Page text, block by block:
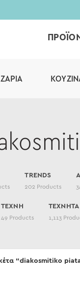
TRENDS
202 Products
ΤΕΧΝΗ
49 Products 1,113
“diakosmitiko